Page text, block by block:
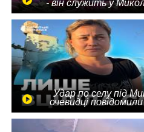
- він служить у
Удар по селу під
очевидці